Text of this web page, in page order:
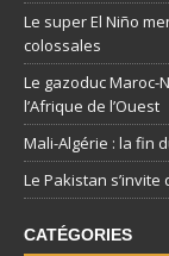
Le super El Niño
colossales
Le gazoduc Maroc-
l’Afrique de l’Ouest
Mali-Algérie : la fin
Le Pakistan
CATÉGORIES